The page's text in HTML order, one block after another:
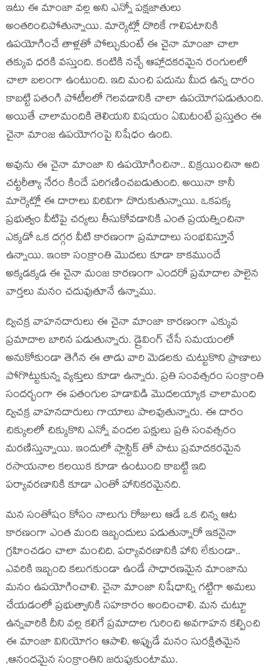
ఇటు ఈ మాంజా వల్ల అని ఎన్నో పక్షజాతులు
అంతరించిపోతున్నాయి. మార్కెట్లో దొరికే గాలిపటానికి
ఉపయోగించే తాళ్లతో పోల్చుకుంటే ఈ చైనా మాంజా చాలా
తక్కువ ధరకి వస్తుంది. కంటికి నచ్చే ఆహ్లాదకరమైన రంగులలో
చాలా బలంగా ఉంటుంది. ఇది మంచి పదును మీద ఉన్న దారం
కాబట్టి పతంగి పోటీలలో గెలవడానికి చాలా ఉపయోగపడుతుంది.
అయితే చాలామందికి తెలియని విషయం ఏమిటంటే ప్రస్తుతం ఈ
చైనా మాంజ ఉపయోగంపై నిషేధం ఉంది.
అవును ఈ చైనా మాంజా ని ఉపయోగించినా.. విక్రయించినా అది
చట్టరీత్యా నేరం కిందే పరిగణించబడుతుంది. అయినా కానీ
మార్కెట్లో ఈ దారాలు విరివిగా దొరుకుతున్నాయి. ఒకపక్క
ప్రభుత్వం వీటిపై చర్యలు తీసుకోవడానికి ఎంత ప్రయత్నించినా
ఎక్కడో ఒక దగ్గర వీటి కారణంగా ప్రమాదాలు సంభవిస్తూనే
ఉన్నాయి. ఇంకా సంక్రాంతి మొదలు కూడా కాకముందే
అక్కడక్కడ ఈ చైనా మంజ కారణంగా ఎందరో ప్రమాదాల పాలైన
వార్తలు మనం చదువుతూనే ఉన్నాము.
ద్విచక్ర వాహనదారులు ఈ చైనా మాంజా కారణంగా ఎక్కువ
ప్రమాదాల బారిన పడుతున్నారు. డ్రైవింగ్ చేసే సమయంలో
అనుకోకుండా తెగిన ఈ తాడు వారి మెడలకు చుట్టుకొని ప్రాణాలు
పోగొట్టుకున్న వ్యక్తులు కూడా ఉన్నారు. ప్రతి సంవత్సరం సంక్రాంతి
సందర్భంగా ఈ పతంగుల హడావిడి మొదలయ్యాక చాలామంది
ద్విచక్ర వాహనదారులు గాయాలు పాలవుతున్నారు. ఈ దారం
చిక్కులలో చిక్కుకొని ఎన్నో వందల పక్షులు ప్రతి సంవత్సరం
మరణిస్తున్నాయి. ఇందులో ప్లాస్టిక్ తో పాటు ప్రమాదకరమైన
రసాయనాల కలయిక కూడా ఉంటుంది కాబట్టి ఇది
పర్యావరణానికి కూడా ఎంతో హానికరమైనది.
మన సంతోషం కోసం నాలుగు రోజులు ఆడే ఒక చిన్న ఆట
కారణంగా ఎంత మంది ఇబ్బందులు పడుతున్నారో ఇకనైనా
గ్రహించడం చాలా మంచిది. పర్యావరణానికి హాని లేకుండా..
ఎవరికి ఇబ్బంది కలుగకుండా ఉండే సాధారణమైన మాంజాను
మనం ఉపయోగించాలి. చైనా మాంజా నిషేధాన్ని గట్టిగా అమలు
చేయడంలో ప్రభుత్వానికి సహకారం అందించాలి. మన చుట్టూ
ఉన్నవారికి దీని వల్ల కలిగే ప్రమాదాల గురించి అవగాహన కల్పించి
ఈ మాంజా వినియోగం ఆపాలి. అప్పుడే మనం సురక్షితమైన
,ఆనందమైన సంక్రాంతిని జరుపుకుంటాము.